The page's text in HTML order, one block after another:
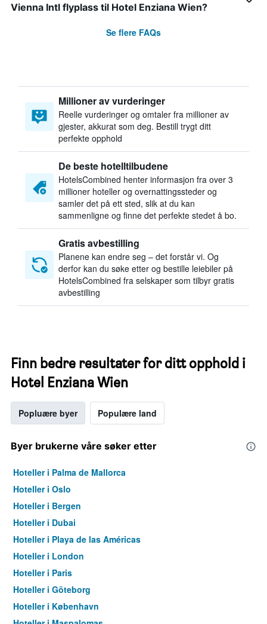
Vienna Intl flyplass til Hotel Enziana Wien?
Se flere FAQs
Millioner av vurderinger
Reelle vurderinger og omtaler fra millioner av
gjester, akkurat som deg. Bestill trygt ditt
perfekte opphold
De beste hotelltilbudene
HotelsCombined henter informasjon fra over 3
millioner hoteller og overnattingssteder og
samler det på ett sted, slik at du kan
sammenligne og finne det perfekte stedet å bo.
Gratis avbestilling
Planene kan endre seg – det forstår vi. Og
derfor kan du søke etter og bestille leiebiler på
HotelsCombined fra selskaper som tilbyr gratis
avbestilling
Finn bedre resultater for ditt opphold i
Hotel Enziana Wien
Popluære byer Populære land
Byer brukerne våre søker etter
Hoteller i Palma de Mallorca
Hoteller i Oslo
Hoteller i Bergen
Hoteller i Dubai
Hoteller i Playa de las Américas
Hoteller i London
Hoteller i Paris
Hoteller i Göteborg
Hoteller i København